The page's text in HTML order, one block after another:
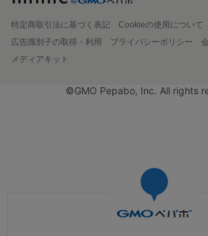
特定商取引法に基づく表記
Cookieの使用について
広告識別子の取得・利用
プライバシーポリシー
メディアキット
©GMO Pepabo, Inc. All rights